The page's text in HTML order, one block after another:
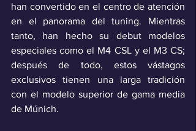
han convertido en el centro de atención
en el panorama del tuning. Mientras
tanto, han hecho su debut modelos
especiales como el M4 CSL y el M3 CS;
después de todo, estos vástagos
exclusivos tienen una larga tradición
con el modelo superior de gama media
de Múnich.